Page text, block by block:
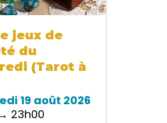
jeux de
du
(Tarot à
19 août 2026
23h00